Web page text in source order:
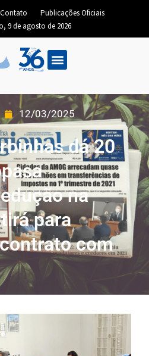
Contato
Publicações Oficiais
9 de agosto de 2026
12/03/2025
dá 20
na
para
com